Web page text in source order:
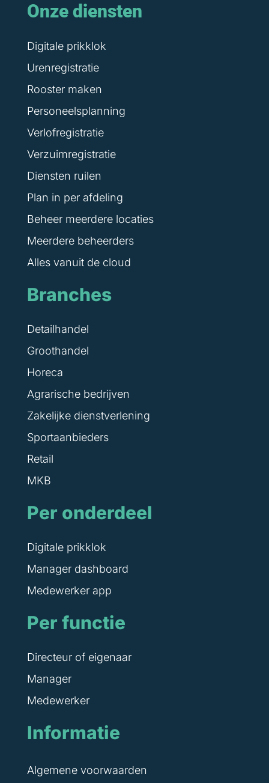
Onze diensten
Digitale prikklok
Urenregistratie
Rooster maken
Personeelsplanning
Verlofregistratie
Verzuimregistratie
Diensten ruilen
Plan in per afdeling
Beheer meerdere locaties
Meerdere beheerders
Alles vanuit de cloud
Branches
Detailhandel
Groothandel
Horeca
Agrarische bedrijven
Zakelijke dienstverlening
Sportaanbieders
Retail
MKB
Per onderdeel
Digitale prikklok
Manager dashboard
Medewerker app
Per functie
Directeur of eigenaar
Manager
Medewerker
Informatie
Algemene voorwaarden